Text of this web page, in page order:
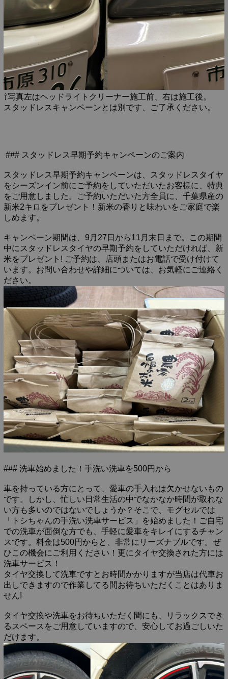
⇧写真左はヘッドライトクリーナー施工前、右は施工後。
スタッドレスキャンペーンとは別です、ご了承ください。
### スタッドレス早期予約キャンペーンのご案内
スタッドレス早期予約キャンペーンは、スタッドレスタイヤ
をシーズンイン前にご予約をしていただいたお客様に、特典
をご用意しました。ご予約いただいた方全員に、千葉県産の
新米2キロをプレゼント！新米の香りと味わいをご家庭で楽
しめます。
キャンペーン期間は、9月27日から11月末日まで。この期間
中にスタッドレスタイヤの早期予約をしていただければ、新
米をプレゼント! ご予約は、店頭またはお電話で受け付けて
います。お問い合わせや詳細については、お気軽にご連絡く
ださい。
### 洗車始めました！手洗い洗車を500円から
車を持っている方にとって、愛車の手入れは欠かせないもの
です。しかし、忙しい日常生活の中でなかなか時間が取れな
い方も多いのではないでしょうか？そこで、モグセルでは
「トシちゃんの手洗い洗車サービス」を始めました！ご自宅
での洗車が面倒な方でも、手軽に愛車をキレイにするチャン
スです。料金は500円からと、非常にリーズナブルです。ぜ
ひこの機会にご利用ください！更にタイヤ交換された方には
洗車サービス！
タイヤ交換して洗車ですとお時間かかりますが当店は代車お
出しできますので作業してる間お待ちいただくことはありま
せん!
タイヤ交換や洗車をお待ちいただく間にも、リラックスでき
るスペースをご用意していますので、安心してお過ごしいた
だけます。